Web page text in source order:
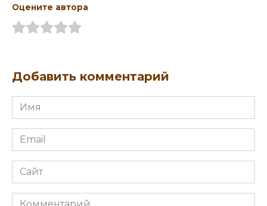
Оцените автора
Добавить комментарий
Имя
Email
Сайт
Комментарий